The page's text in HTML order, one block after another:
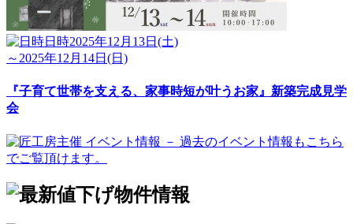
日時2025年12月13日(土)
～2025年12月14日(日)
『子育て世帯を支える、家事時短が叶うお家』新築完成見学
会